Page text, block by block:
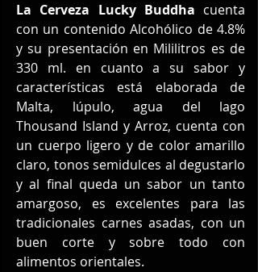
La Cerveza Lucky Buddha cuenta
con un contenido Alcohólico de 4.8%
y su presentación en Mililitros es de
330 ml. en cuanto a su sabor y
características está elaborada de
Malta, lúpulo, agua del lago
Thousand Island y Arroz, cuenta con
un cuerpo ligero y de color amarillo
claro, tonos semidulces al degustarlo
y al final queda un sabor un tanto
amargoso, es excelentes para las
tradicionales carnes asadas, con un
buen corte y sobre todo con
alimentos orientales.